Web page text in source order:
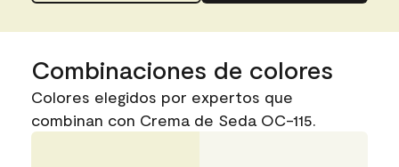
Combinaciones de colores
Colores elegidos por expertos que
combinan con Crema de Seda OC-115.